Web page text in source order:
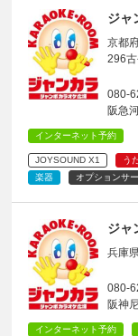
ジャ
京都
296
080-
阪急
インターネット予約
JOYSOUND X1 う
楽器
オプションサ
ジャ
兵庫
080-
阪神
インターネット予約